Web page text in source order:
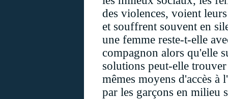
des violences, voient
et souffrent souvent en
une femme reste-t-elle
compagnon alors qu'elle
solutions peut-elle
mêmes moyens d'accès
par les garçons en milieu